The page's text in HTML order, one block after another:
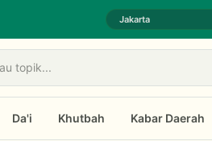
Pilih daerah jadwal
Da'i Khutbah Kabar Daerah